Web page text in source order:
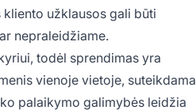
užklausos gali būti
nepraleidžiame.
todėl sprendimas yra
vienoje vietoje, suteikdama
palaikymo galimybės leidžia